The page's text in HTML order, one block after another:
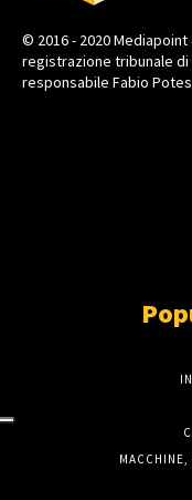
© 2016 - 2020 Mediapoint
registrazione tribunale di
responsabile Fabio
MACCHINE,